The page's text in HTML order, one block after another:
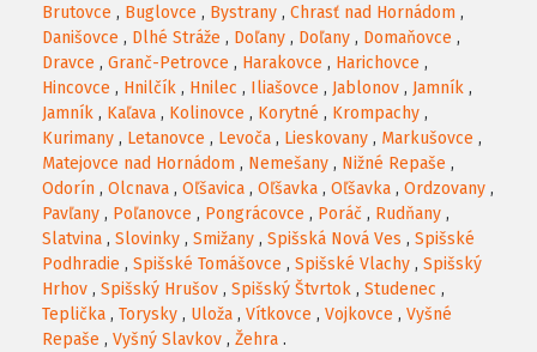
Brutovce , Buglovce , Bystrany , Chrasť nad Hornádom ,
Danišovce , Dlhé Stráže , Doľany , Doľany , Domaňovce ,
Dravce , Granč-Petrovce , Harakovce , Harichovce ,
Hincovce , Hnilčík , Hnilec , Iliašovce , Jablonov , Jamník ,
Jamník , Kaľava , Kolinovce , Korytné , Krompachy ,
Kurimany , Letanovce , Levoča , Lieskovany , Markušovce ,
Matejovce nad Hornádom , Nemešany , Nižné Repaše ,
Odorín , Olcnava , Oľšavica , Oľšavka , Oľšavka , Ordzovany ,
Pavľany , Poľanovce , Pongrácovce , Poráč , Rudňany ,
Slatvina , Slovinky , Smižany , Spišská Nová Ves , Spišské
Podhradie , Spišské Tomášovce , Spišské Vlachy , Spišský
Hrhov , Spišský Hrušov , Spišský Štvrtok , Studenec ,
Teplička , Torysky , Uloža , Vítkovce , Vojkovce , Vyšné
Repaše , Vyšný Slavkov , Žehra .